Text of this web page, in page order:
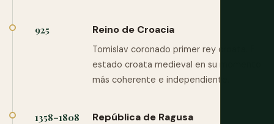
925 Reino de Croacia
Tomislav coronado primer rey croata. El
estado croata medieval en su momento
más coherente e independiente.
1358–1808 República de Ragusa